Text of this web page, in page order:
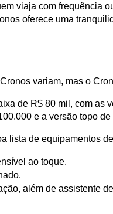
viaja com frequência
oferece uma
variam, mas o
de R$ 80 mil, com as
e a versão topo
lista de equipamentos
ao toque.
além de assistente